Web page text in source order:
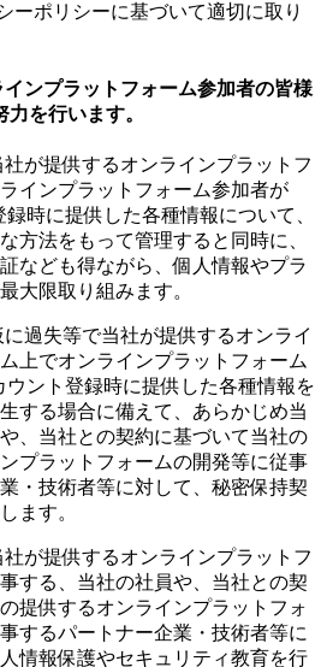
ーポリシーに基づいて適切に取り
ンプラットフォーム参加者の皆様
を行います。
が提供するオンラインプラットフ
インプラットフォーム参加者が
時に提供した各種情報について、
方法をもって管理すると同時に、
なども得ながら、個人情報やプラ
大限取り組みます。
過失等で当社が提供するオンライ
上でオンラインプラットフォーム
ント登録時に提供した各種情報を
する場合に備えて、あらかじめ当
、当社との契約に基づいて当社の
プラットフォームの開発等に従事
・技術者等に対して、秘密保持契
ます。
が提供するオンラインプラットフ
する、当社の社員や、当社との契
提供するオンラインプラットフォ
するパートナー企業・技術者等に
情報保護やセキュリティ教育を行